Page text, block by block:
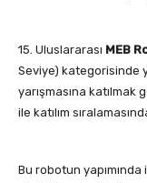
15. Uluslararası MEB
Seviye) kategorisinde
yarışmasına
ile katılım
Bu robotun yapımında